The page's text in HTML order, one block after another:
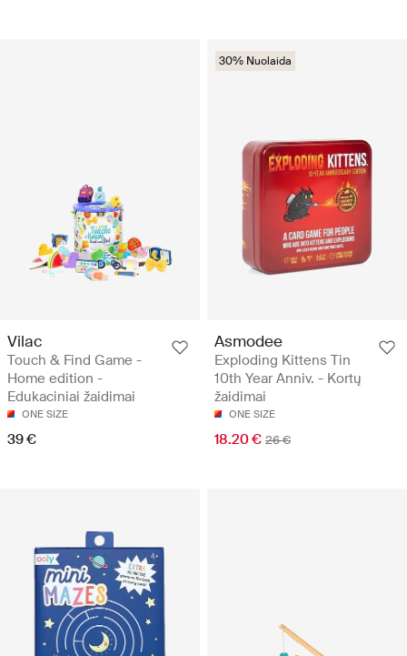
Vilac
Touch & Find Game -
Home edition -
Edukaciniai žaidimai
ONE SIZE
39 €
30% Nuolaida
Asmodee
Exploding Kittens Tin
10th Year Anniv. - Kortų
žaidimai
ONE SIZE
18.20 € 26 €